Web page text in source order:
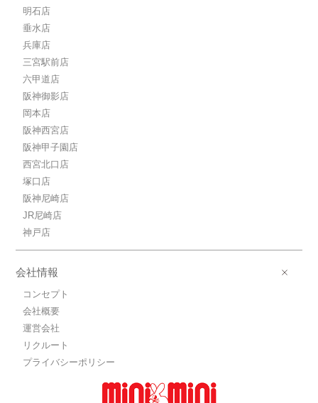
明石店
垂水店
兵庫店
三宮駅前店
六甲道店
阪神御影店
岡本店
阪神西宮店
阪神甲子園店
西宮北口店
塚口店
阪神尼崎店
JR尼崎店
神戸店
会社情報
コンセプト
会社概要
運営会社
リクルート
プライバシーポリシー